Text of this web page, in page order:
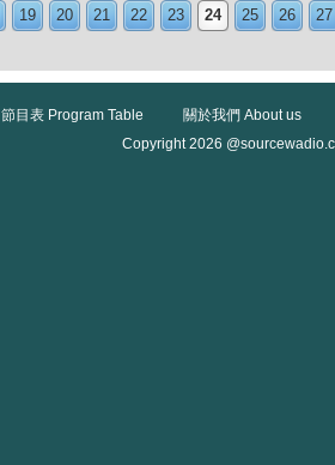
19 20 21 22 23 24 25 26 27
節目表 Program Table
關於我們 About us
Copyright 2026